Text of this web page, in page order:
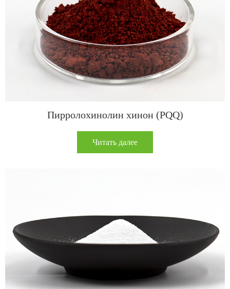
Пирролохинолин хинон (PQQ)
Читать далее